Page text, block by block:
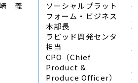
義
ソーシャルプラット
フォーム・ビジネス
本部長
ラピッド開発センタ
担当
CPO（Chief
Product &
Produce Officer）